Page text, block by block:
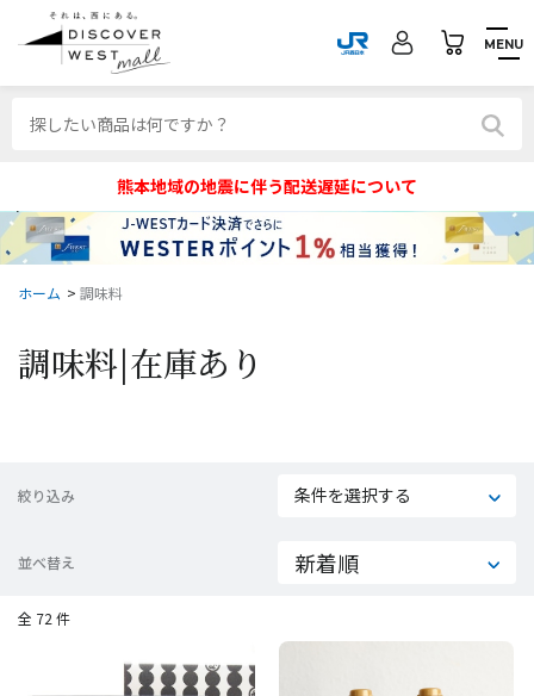
MENU
熊本地域の地震に伴う配送遅延について
ホーム > 調味料
調味料|在庫あり
絞り込み 条件を選択する
並べ替え
全 72 件